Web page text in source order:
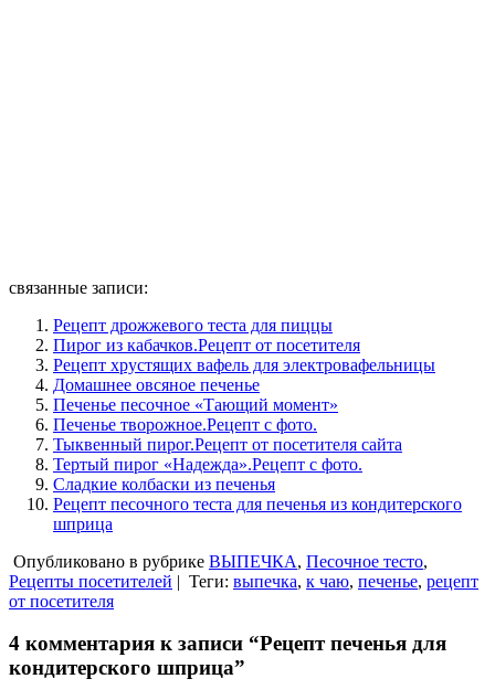
связанные записи:
Рецепт дрожжевого теста для пиццы
Пирог из кабачков.Рецепт от посетителя
Рецепт хрустящих вафель для электровафельницы
Домашнее овсяное печенье
Печенье песочное «Тающий момент»
Печенье творожное.Рецепт с фото.
Тыквенный пирог.Рецепт от посетителя сайта
Тертый пирог «Надежда».Рецепт с фото.
Сладкие колбаски из печенья
Рецепт песочного теста для печенья из кондитерского
шприца
Опубликовано в рубрике ВЫПЕЧКА, Песочное тесто,
Рецепты посетителей | Теги: выпечка, к чаю, печенье, рецепт
от посетителя
4 комментария к записи “Рецепт печенья для
кондитерского шприца”